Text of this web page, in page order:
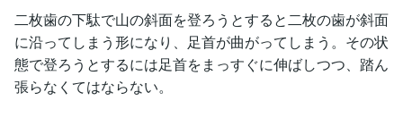
二枚歯の下駄で山の斜面を登ろうとすると二枚の歯が斜面
に沿ってしまう形になり、足首が曲がってしまう。その状
態で登ろうとするには足首をまっすぐに伸ばしつつ、踏ん
張らなくてはならない。